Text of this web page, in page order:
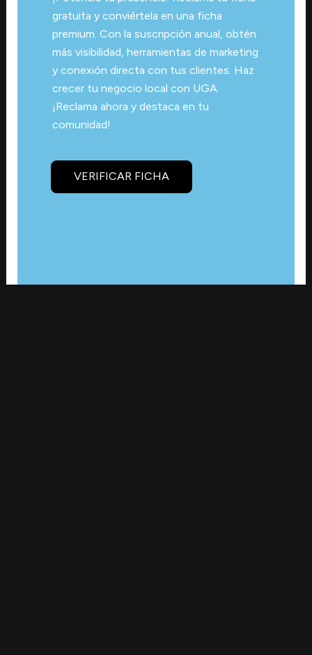
gratuita y conviértela en una ficha
premium. Con la suscripción anual, obtén
más visibilidad, herramientas de marketing
y conexión directa con tus clientes. Haz
crecer tu negocio local con UGA.
¡Reclama ahora y destaca en tu
comunidad!
VERIFICAR FICHA